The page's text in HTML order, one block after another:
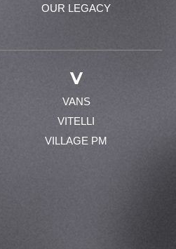
OUR LEGACY
V
VANS
VITELLI
VILLAGE PM